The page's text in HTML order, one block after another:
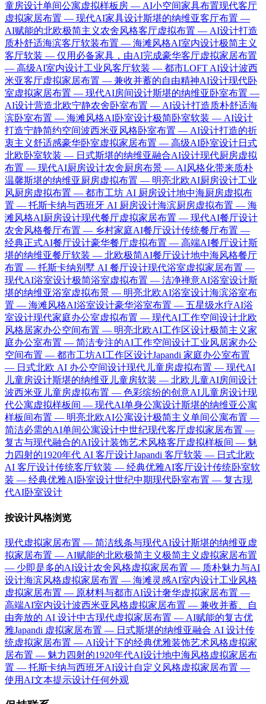
童房设计单间公寓虚拟样板房 — AI小空间家具布置现代客厅
虚拟家居布置 — 现代AI家具设计斯堪的纳维亚客厅布置 —
AI赋能的北欧极简主义农舍风格客厅虚拟布置 — AI设计打造
质朴舒适海滨客厅软装布置 — 海滩风格AI室内设计极简主义
客厅软装 — 仅用必备家具，由AI完成豪华客厅虚拟家居布置
— 高级AI室内设计工业风客厅软装 — 都市LOFT AI设计波西
米亚客厅虚拟家居布置 — 兼收并蓄的自由精神AI设计现代卧
室虚拟家居布置 — 现代AI房间设计斯堪的纳维亚卧室布置 —
AI设计营造北欧宁静农舍卧室布置 — AI设计打造质朴舒适海
滨卧室布置 — 海滩风格AI卧室设计极简卧室软装 — AI设计
打造宁静简约空间波西米亚风格卧室布置 — AI设计打造的折
衷主义舒适感豪华卧室虚拟家居布置 — 高级AI卧室设计日式
北欧卧室软装 — 日式斯堪的纳维亚融合AI设计现代厨房虚拟
布置 — 现代AI厨房设计农舍厨房布景 — AI风格化带来质朴
温馨斯堪的纳维亚厨房虚拟布置 — 明亮北欧AI厨房设计工业
风厨房虚拟布置 — 都市工坊 AI 厨房设计地中海厨房虚拟布
置 — 托斯卡纳与西班牙 AI 厨房设计海滨厨房虚拟布置 — 海
滩风格AI厨房设计现代餐厅虚拟家居布置 — 现代AI餐厅设计
农舍风格餐厅布置 — 乡村家庭AI餐厅设计传统餐厅布置 —
经典正式AI餐厅设计豪华餐厅虚拟布置 — 高端AI餐厅设计斯
堪的纳维亚餐厅软装 — 北欧极简AI餐厅设计地中海风格餐厅
布置 — 托斯卡纳别墅 AI 餐厅设计现代浴室虚拟家居布置 —
现代AI浴室设计极简浴室虚拟布置 — 洁净禅意AI浴室设计斯
堪的纳维亚浴室虚拟布景 — 明亮北欧AI浴室设计海滨浴室布
置 — 海滩风格AI浴室设计豪华浴室布置 — 五星级水疗AI浴
室设计现代家庭办公室虚拟布置 — 现代AI工作空间设计北欧
风格居家办公空间布置 — 明亮北欧AI工作区设计极简主义家
庭办公室布置 — 简洁专注的AI工作空间设计工业风居家办公
空间布置 — 都市工坊AI工作区设计Japandi 家庭办公室布置
— 日式北欧 AI 办公空间设计现代儿童房虚拟布置 — 现代AI
儿童房设计斯堪的纳维亚儿童房软装 — 北欧儿童AI房间设计
波西米亚儿童房虚拟布置 — 色彩缤纷的创意AI儿童房设计现
代公寓虚拟样板间 — 现代AI单身公寓设计斯堪的纳维亚公寓
样板间布置 — 明亮北欧AI公寓设计极简主义单间公寓布置 —
简洁必需的AI单间公寓设计中世纪现代客厅虚拟家居布置 —
复古与现代融合的AI设计装饰艺术风格客厅虚拟样板间 — 魅
力四射的1920年代 AI 客厅设计Japandi 客厅软装 — 日式北欧
AI 客厅设计传统客厅软装 — 经典优雅AI客厅设计传统卧室软
装 — 经典优雅AI卧室设计世纪中期现代卧室布置 — 复古现
代AI卧室设计
按设计风格浏览
现代虚拟家居布置 — 简洁线条与现代AI设计斯堪的纳维亚虚
拟家居布置 — AI赋能的北欧极简主义极简主义虚拟家居布置
— 少即是多的AI设计农舍风格虚拟家居布置 — 质朴魅力与AI
设计海滨风格虚拟家居布置 — 海滩灵感AI室内设计工业风格
虚拟家居布置 — 原材料与都市AI设计奢华虚拟家居布置 —
高端AI室内设计波西米亚风格虚拟家居布置 — 兼收并蓄、自
由奔放的 AI 设计中古现代虚拟家居布置 — AI赋能的复古优
雅Japandi 虚拟家居布置 — 日式斯堪的纳维亚融合 AI 设计传
统虚拟家居布置 — AI设计下的经典优雅装饰艺术风格虚拟家
居布置 — 魅力四射的1920年代AI设计地中海风格虚拟家居布
置 — 托斯卡纳与西班牙AI设计自定义风格虚拟家居布置 —
使用AI文本提示设计任何外观